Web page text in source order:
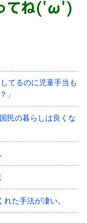
てね('ω')
てるのに児童手当も
」
民の暮らしは良くな
た手法が凄い。